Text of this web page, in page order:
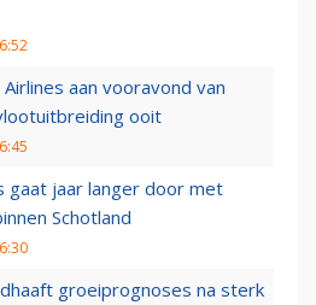
Airlines aan vooravond van
ooit
gaat jaar langer door met
Schotland
groeiprognoses na sterk